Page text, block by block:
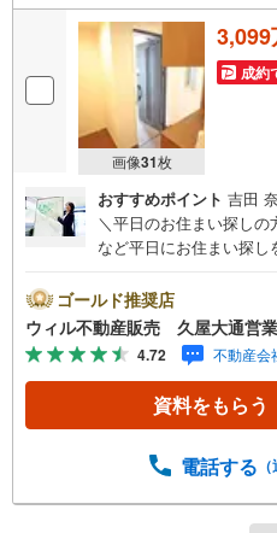
画像31枚
3,099
成約
おすすめポイント 吉田
＼平日のお住まい探し
など平日にお住まい探
時まで”毎日”営業してい
業時間外でのご内覧もご
も気になる物件がある方
有されているので、名古
もご内覧が可能です！
所】◎地下鉄東山線「
ズスペースあり◎営業時
軽にご連絡下さい！現
ゴールド推奨店
ウィル不動産販売 久屋大通営
4.72 不動産会
資料をもらう
電話する